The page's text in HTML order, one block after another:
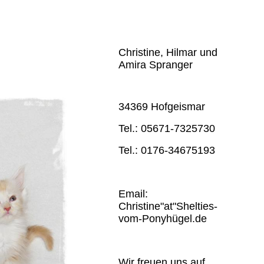
Christine, Hilmar und
Amira Spranger
34369 Hofgeismar
Tel.: 05671-7325730
Tel.: 0176-34675193
Email:
Christine"at"Shelties-
vom-Ponyhügel.de